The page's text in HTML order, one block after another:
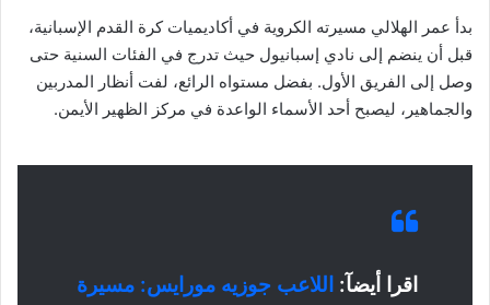
بدأ عمر الهلالي مسيرته الكروية في أكاديميات كرة القدم الإسبانية،
قبل أن ينضم إلى نادي إسبانيول حيث تدرج في الفئات السنية حتى
وصل إلى الفريق الأول. بفضل مستواه الرائع، لفت أنظار المدربين
والجماهير، ليصبح أحد الأسماء الواعدة في مركز الظهير الأيمن.
اقرا أيضآ: اللاعب جوزيه مورايس: مسيرة